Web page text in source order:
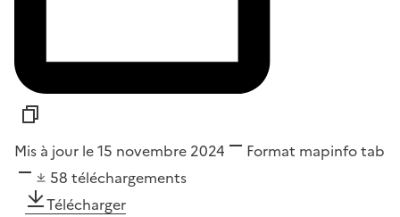
Mis à jour le 15 novembre 2024 Format mapinfo tab
58 téléchargements
Télécharger